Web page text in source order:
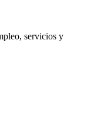
servicios y